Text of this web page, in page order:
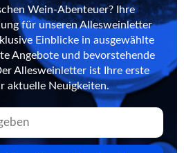
Wein-Abenteuer? Ihre
für unseren Allesweinletter
Einblicke in ausgewählte
Angebote und bevorstehende
Allesweinletter ist Ihre erste
aktuelle Neuigkeiten.